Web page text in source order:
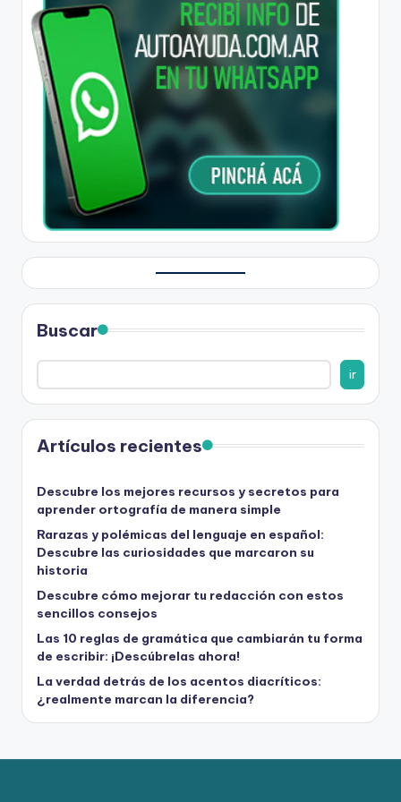
Buscar
ir
Artículos recientes
Descubre los mejores recursos y secretos para
aprender ortografía de manera simple
Rarazas y polémicas del lenguaje en español:
Descubre las curiosidades que marcaron su
historia
Descubre cómo mejorar tu redacción con estos
sencillos consejos
Las 10 reglas de gramática que cambiarán tu forma
de escribir: ¡Descúbrelas ahora!
La verdad detrás de los acentos diacríticos:
¿realmente marcan la diferencia?